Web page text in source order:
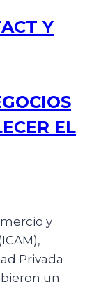
Y
EL
y
Privada
un